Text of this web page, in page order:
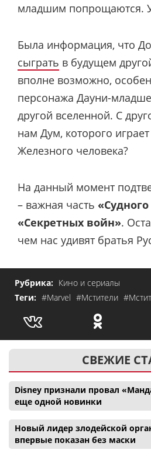
младшим попрощаются.
Была информация, что
сыграть в будущем
вполне возможно,
персонажа Дауни-
другой вселенной. С
нам Дум, которого
Железного человека?
На данный момент
– важная часть
«Секретных войн».
чем нас удивят братья
Рубрика: Кино и сериалы
Теги: #Marvel #Мстители
СВЕЖИЕ
Disney признали провал
еще одной новинки
Новый лидер злодейской
впервые показан без маски